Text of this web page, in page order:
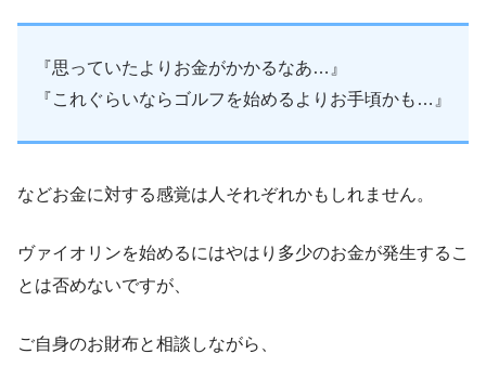
『思っていたよりお金がかかるなあ…』
『これぐらいならゴルフを始めるよりお手頃かも…』
などお金に対する感覚は人それぞれかもしれません。
ヴァイオリンを始めるにはやはり多少のお金が発生するこ
とは否めないですが、
ご自身のお財布と相談しながら、